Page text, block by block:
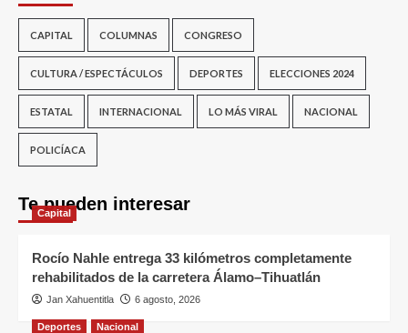
CAPITAL COLUMNAS CONGRESO
CULTURA / ESPECTÁCULOS DEPORTES ELECCIONES 2024
ESTATAL INTERNACIONAL LO MÁS VIRAL NACIONAL
POLICÍACA
Te pueden interesar
Capital
Rocío Nahle entrega 33 kilómetros completamente
rehabilitados de la carretera Álamo–Tihuatlán
Jan Xahuentitla 6 agosto, 2026
Deportes Nacional